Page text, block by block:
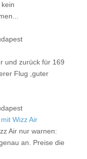
und zurück für 169
Flug ,guter
Wizz Air
Air nur warnen:
an. Preise die